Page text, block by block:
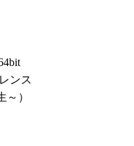
ンス
～）